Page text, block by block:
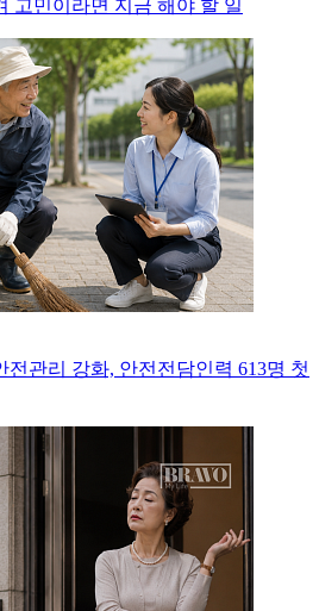
고민이라면 지금 해야 할 일
전관리 강화, 안전전담인력 613명 첫